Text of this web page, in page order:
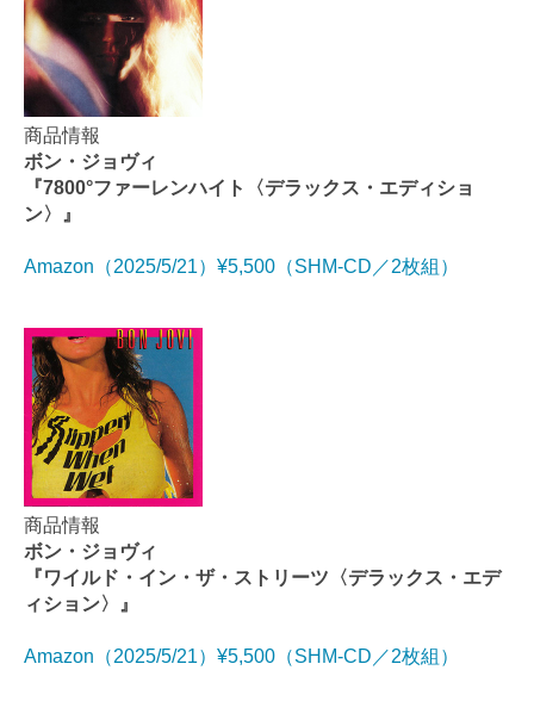
商品情報
ボン・ジョヴィ
『7800°ファーレンハイト〈デラックス・エディショ
ン〉』
Amazon（2025/5/21）¥5,500（SHM-CD／2枚組）
商品情報
ボン・ジョヴィ
『ワイルド・イン・ザ・ストリーツ〈デラックス・エデ
ィション〉』
Amazon（2025/5/21）¥5,500（SHM-CD／2枚組）